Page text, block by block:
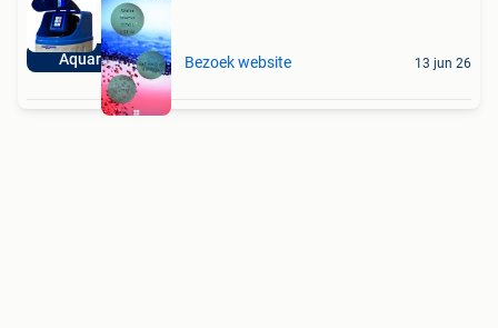
Aquariatics Bezoek website 13 jun 26